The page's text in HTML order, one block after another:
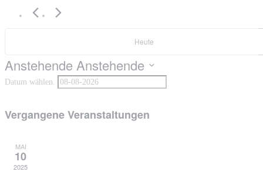
Heute
Anstehende Anstehende
Datum wählen.
Vergangene Veranstaltungen
MAI
10
2025